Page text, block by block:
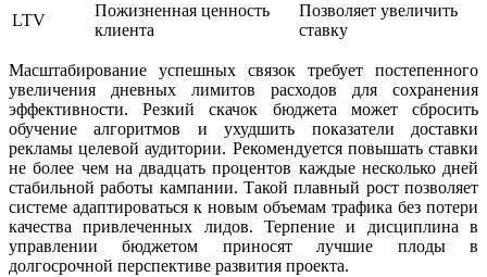
LTV
Пожизненная ценность
клиента
Позволяет увеличить
ставку
Масштабирование успешных связок требует постепенного
увеличения дневных лимитов расходов для сохранения
эффективности. Резкий скачок бюджета может сбросить
обучение алгоритмов и ухудшить показатели доставки
рекламы целевой аудитории. Рекомендуется повышать ставки
не более чем на двадцать процентов каждые несколько дней
стабильной работы кампании. Такой плавный рост позволяет
системе адаптироваться к новым объемам трафика без потери
качества привлеченных лидов. Терпение и дисциплина в
управлении бюджетом приносят лучшие плоды в
долгосрочной перспективе развития проекта.